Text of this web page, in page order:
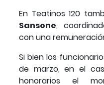
En Teatinos 120
Sansone,
con una
Si bien los
de marzo, en el
honorarios el